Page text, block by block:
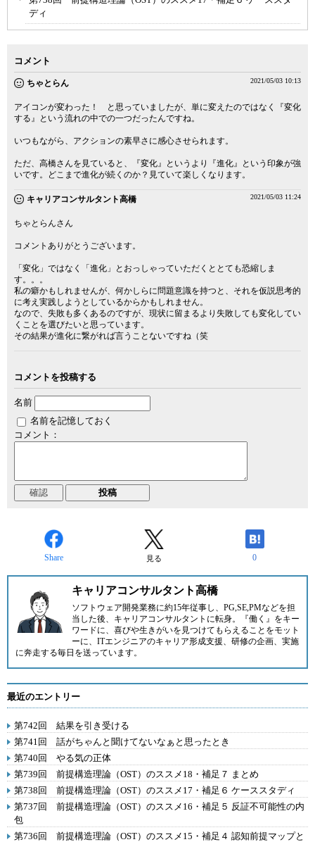
ディ
コメント
ちゃとらん 2021/05/03 10:13
アイコンが変わった！ と思っていましたが、単に変えたのではなく『変化
する』という流れの中での一つだったんですね。
いつもながら、アクションの素早さに感心させられます。
ただ、高橋さんを見ていると、『変化』というより『進化』という印象が強
いです。どこまで進化が続くのか？見ていて楽しくなります。
キャリアコンサルタント高橋 2021/05/03 11:24
ちゃとらんさん
コメントありがとうございます。
「変化」ではなく「進化」とおっしゃっていただくととても恐縮しま
す。。。
私の癖かもしれませんが、何かしらに問題意識を持つと、それを仮説思考的
に考え実践しようとしているからかもしれません。
なので、失敗も多くあるのですが、現状に留まるより失敗しても変化してい
くことを選びたいと思っています。
その結果が進化に繋がれば言うことないですね（笑
コメントを投稿する
名前
名前を記憶しておく
コメント：
Share 見る 0
キャリアコンサルタント高橋
ソフトウェア開発業務に約15年従事し、PG,SE,PMなどを担
当した後、キャリアコンサルタントに転身。『働く』をキー
ワードに、喜びや生きがいを見つけてもらえることをモット
ーに、ITエンジニアのキャリア形成支援、研修の企画、実施
に奔走する毎日を送っています。
最近のエントリー
第742回 結果を引き受ける
第741回 話がちゃんと聞けてないなぁと思ったとき
第740回 やる気の正体
第739回 前提構造理論（OST）のススメ18・補足７ まとめ
第738回 前提構造理論（OST）のススメ17・補足６ ケーススタディ
第737回 前提構造理論（OST）のススメ16・補足５ 反証不可能性の内
包
第736回 前提構造理論（OST）のススメ15・補足４ 認知前提マップと